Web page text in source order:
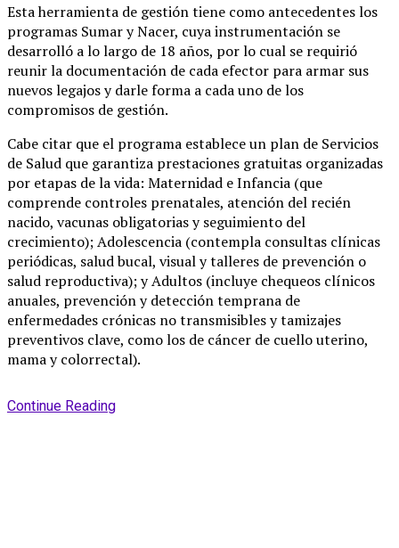
Esta herramienta de gestión tiene como antecedentes los
programas Sumar y Nacer, cuya instrumentación se
desarrolló a lo largo de 18 años, por lo cual se requirió
reunir la documentación de cada efector para armar sus
nuevos legajos y darle forma a cada uno de los
compromisos de gestión.
Cabe citar que el programa establece un plan de Servicios
de Salud que garantiza prestaciones gratuitas organizadas
por etapas de la vida: Maternidad e Infancia (que
comprende controles prenatales, atención del recién
nacido, vacunas obligatorias y seguimiento del
crecimiento); Adolescencia (contempla consultas clínicas
periódicas, salud bucal, visual y talleres de prevención o
salud reproductiva); y Adultos (incluye chequeos clínicos
anuales, prevención y detección temprana de
enfermedades crónicas no transmisibles y tamizajes
preventivos clave, como los de cáncer de cuello uterino,
mama y colorrectal).
Continue Reading